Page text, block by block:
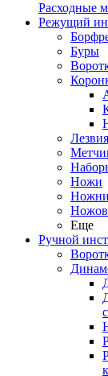
Расходные
Режущий
Буры
Лезвия
Ножи
Еще
Ручной